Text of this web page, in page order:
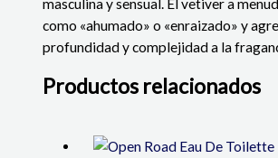
masculina y sensual. El vetiver a
como «ahumado» o «enraizado» y
profundidad y complejidad a la
Productos relacionados